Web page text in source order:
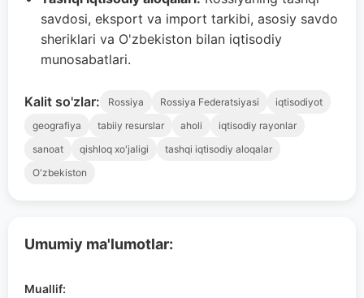
Umumiy ma'lumotlar:
Muallif:
savdosi, eksport va import tarkibi, asosiy savdo
sheriklari va O'zbekiston bilan iqtisodiy
munosabatlari.
Kalit so'zlar: Rossiya Rossiya Federatsiyasi
iqtisodiyot
geografiya
tabiiy resurslar aholi
iqtisodiy rayonlar
sanoat
qishloq xo'jaligi
tashqi iqtisodiy aloqalar
O'zbekiston